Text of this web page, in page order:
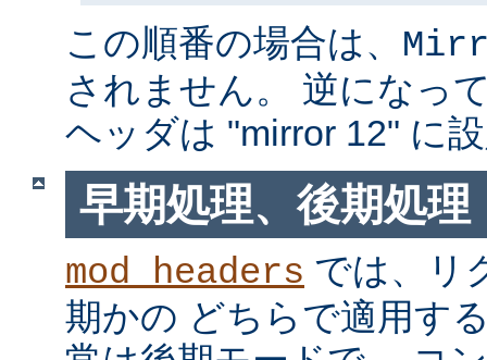
この順番の場合は、
されません。 逆になっ
ヘッダは "mirror 12" に
早期処理、後期処理
mod_headers では、リ
期かの どちらで適用す